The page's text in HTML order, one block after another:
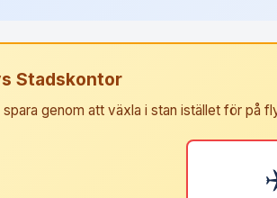
Stadskontor
genom att växla i stan istället för på